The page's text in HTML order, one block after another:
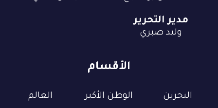
الأقسام
البحرين الوطن الأكبر العالم
مدير التحرير
وليد صبري